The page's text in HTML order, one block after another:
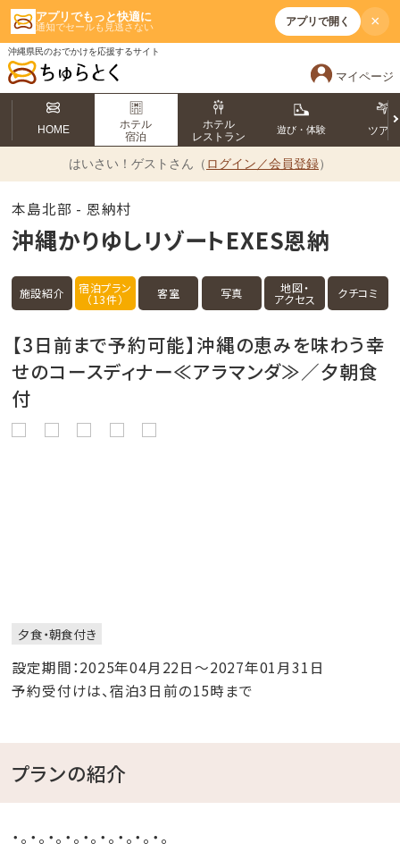
アプリでもっと快適に
通知でセールも見逃さない アプリで開く ×
沖縄県民のおでかけを応援するサイト
マイページ
HOME
ホテル
宿泊
ホテル
レストラン
遊び・体験 ツアー
はいさい！ ゲストさん（ ログイン／会員登録）
本島北部 - 恩納村
沖縄かりゆしリゾートEXES恩納
施設紹介 宿泊プラン
（13件） 客室 写真 地図・
アクセス クチコミ
【3日前まで予約可能】沖縄の恵みを味わう幸
せのコースディナー≪アラマンダ≫／夕朝食
付
夕食・朝食付き
設定期間：2025年04月22日～2027年01月31日
予約受付けは、宿泊3日前の15時まで
プランの紹介
・。・。・。・。・。・。・。・。・。